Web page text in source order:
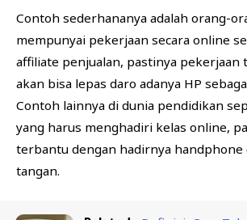
Contoh sederhananya adalah orang-
mempunyai pekerjaan secara online
affiliate penjualan, pastinya pekerjaan
akan bisa lepas daro adanya HP
Contoh lainnya di dunia pendidikan
yang harus menghadiri kelas online,
terbantu dengan hadirnya handphone
tangan.